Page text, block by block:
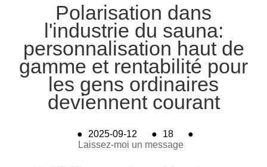
Polarisation dans
l'industrie du sauna:
personnalisation haut de
gamme et rentabilité pour
les gens ordinaires
deviennent courant
● 2025-09-12 ● 18
●
Laissez-moi un message